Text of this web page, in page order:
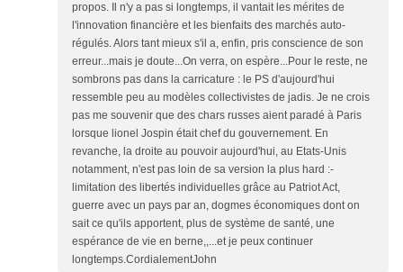
propos. Il n'y a pas si longtemps, il vantait les mérites de
l'innovation financière et les bienfaits des marchés auto-
régulés. Alors tant mieux s'il a, enfin, pris conscience de son
erreur...mais je doute...On verra, on espère...Pour le reste, ne
sombrons pas dans la carricature : le PS d'aujourd'hui
ressemble peu au modèles collectivistes de jadis. Je ne crois
pas me souvenir que des chars russes aient paradé à Paris
lorsque lionel Jospin était chef du gouvernement. En
revanche, la droite au pouvoir aujourd'hui, au Etats-Unis
notamment, n'est pas loin de sa version la plus hard :-
limitation des libertés individuelles grâce au Patriot Act,
guerre avec un pays par an, dogmes économiques dont on
sait ce qu'ils apportent, plus de système de santé, une
espérance de vie en berne,,...et je peux continuer
longtemps.CordialementJohn